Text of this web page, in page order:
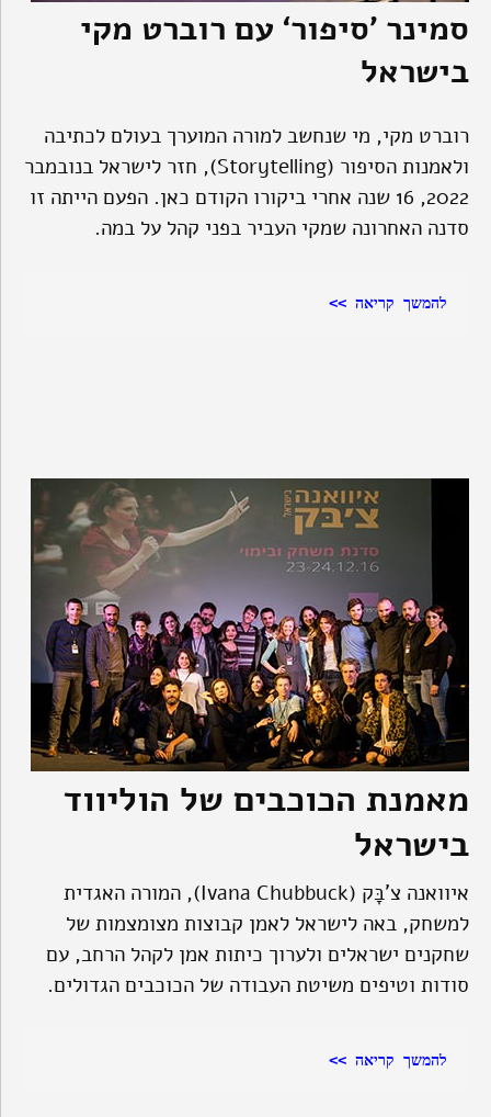
סמינר ’סיפור‘ עם רוברט מקי
בישראל
רוברט מקי, מי שנחשב למורה המוערך בעולם לכתיבה
ולאמנות הסיפור (Storytelling), חזר לישראל בנובמבר
2022, 16 שנה אחרי ביקורו הקודם כאן. הפעם הייתה זו
סדנה האחרונה שמקי העביר בפני קהל על במה.
להמשך קריאה >>
מאמנת הכוכבים של הוליווד
בישראל
איוואנה צ'בָּק (Ivana Chubbuck), המורה האגדית
למשחק, באה לישראל לאמן קבוצות מצומצמות של
שחקנים ישראלים ולערוך כיתות אמן לקהל הרחב, עם
סודות וטיפים משיטת העבודה של הכוכבים הגדולים.
להמשך קריאה >>